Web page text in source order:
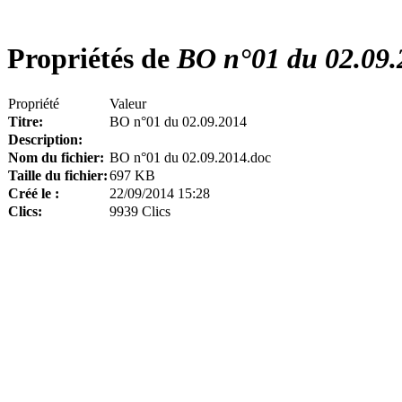
Propriétés deBO n°01 du
Propriété
Valeur
Titre:
BO n°01 du 02.09.2014
Description:
Nom du fichier: BO n°01 du 02.09.2014.doc
Taille du fichier:697 KB
Créé le :
22/09/2014 15:28
Clics:
9939 Clics